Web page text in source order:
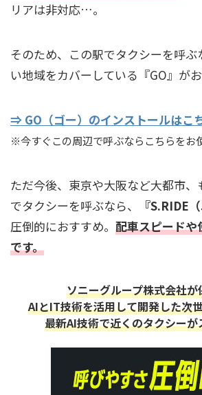
リアは非対応…。
そのため、この駅でタクシーを呼
い地域をカバーしている『GO』がお
⇒ GO（ゴー）のインストールはこ
※今すぐこの周辺で呼ぶならこちらをお
ただ今後、東京や大阪など大都市
でタクシーを呼ぶなら、
『S.RIDE
圧倒的におすすめ。 配車スピードや
です。
ソニーグループ株式会社が
AIとIT技術を活用して開発した次
最新AI技術で近くのタクシーが